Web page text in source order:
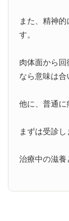
また、精神
す。
肉体面から
なら意味は合
他に、普通に
まずは受診し
治療中の滋養